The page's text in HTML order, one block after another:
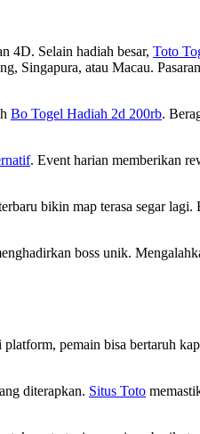
4D. Selain hadiah besar, Toto
Singapura, atau Macau.
Bo Togel Hadiah 2d 200rb.
. Event harian memberikan
bikin map terasa segar
boss unik.
pemain bisa bertaruh
diterapkan. Situs Toto